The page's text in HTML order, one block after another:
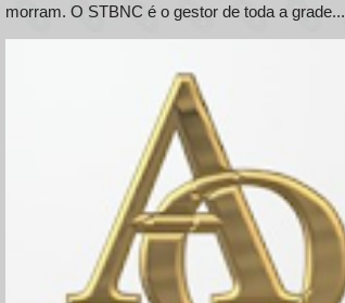
morram. O STBNC é o gestor de toda a grade...